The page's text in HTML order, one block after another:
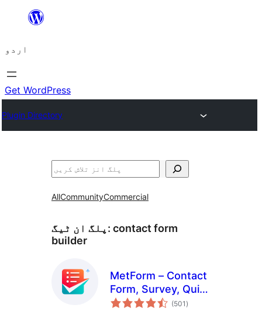
چھوڑیں
پر
جائیں
اردو
Get WordPress
Plugin Directory
تلاش
AllCommunityCommercial
پلگ ان ٹیگ: contact form
builder
MetForm – Contact
Form, Survey, Quiz,
& Custom Form
(501 مجموعی
درجہ
)